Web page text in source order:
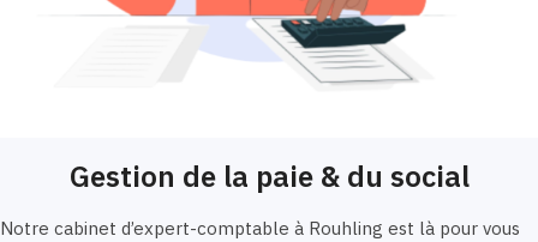
Gestion de la paie & du social
Notre cabinet d’expert-comptable à Rouhling est là pour vous